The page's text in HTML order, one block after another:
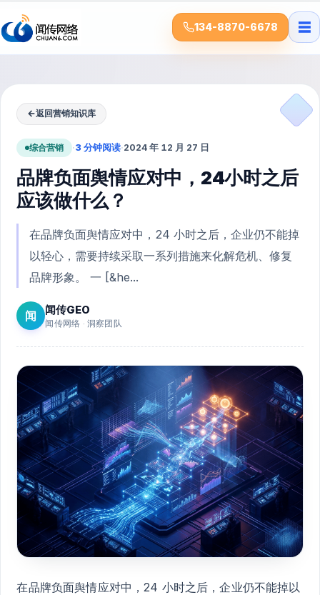
134-8870-6678 ☰
←返回营销知识库
综合营销 ·3 分钟阅读·2024 年 12 月 27 日
品牌负面舆情应对中，24小时之后
应该做什么？
在品牌负面舆情应对中，24 小时之后，企业仍不能掉
以轻心，需要持续采取一系列措施来化解危机、修复
品牌形象。 一 [&he...
闻 闻传GEO
闻传网络 · 洞察团队
在品牌负面舆情应对中，24 小时之后，企业仍不能掉以